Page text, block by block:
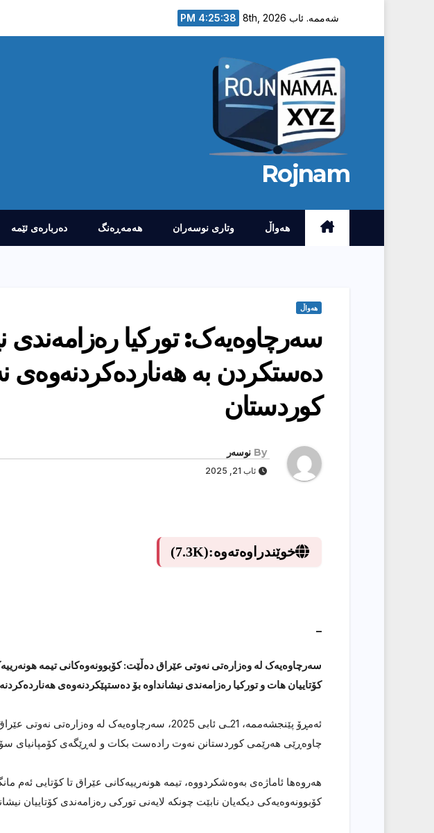
شەممە. ئاب 8th, 2026 4:25:39 PM
Rojnam
هەواڵ وتارى نوسەران هەمەڕەنگ دەربارەى ئێمە
هەواڵ
سەرچاوەیەک: تورکیا رەزامەندی
دەستکردن بە هەناردەکردنەوەی
کوردستان
By نوسەر
ئاب 21, 2025
خوێندراوەتەوە:(7.3K)
سەرچاوەیەک لە وەزارەتی نەوتی عێراق دەڵێت: کۆبوونەوەکانی تیمە
کۆتاییان هات و تورکیا رەزامەندی نیشانداوە بۆ دەستپێکردنەوەی
ئەمڕۆ پێنجشەممە، 21ـی ئابی 2025، سەرچاوەیەک لە
چاوەڕێی هەرێمی کوردستانن نەوت رادەست بکات و لەڕێگەی کۆمپانیای
هەروەها ئاماژەی بەوەشکردووە، تیمە هونەرییەکانی عێراق تا کۆتایی ئەم
کۆبوونەوەیەکی دیکەیان نابێت چونکە لایەنی تورکی رەزامەندی کۆتاییان